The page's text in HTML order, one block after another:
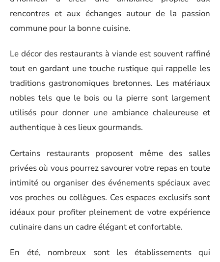
rencontres et aux échanges autour de la passion
commune pour la bonne cuisine.
Le décor des restaurants à viande est souvent raffiné
tout en gardant une touche rustique qui rappelle les
traditions gastronomiques bretonnes. Les matériaux
nobles tels que le bois ou la pierre sont largement
utilisés pour donner une ambiance chaleureuse et
authentique à ces lieux gourmands.
Certains restaurants proposent même des salles
privées où vous pourrez savourer votre repas en toute
intimité ou organiser des événements spéciaux avec
vos proches ou collègues. Ces espaces exclusifs sont
idéaux pour profiter pleinement de votre expérience
culinaire dans un cadre élégant et confortable.
En été, nombreux sont les établissements qui